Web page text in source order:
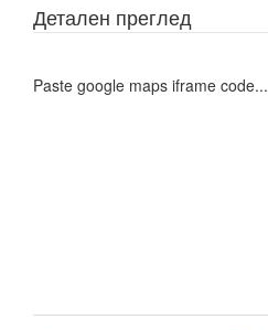
Детален преглед
Paste google maps iframe code...